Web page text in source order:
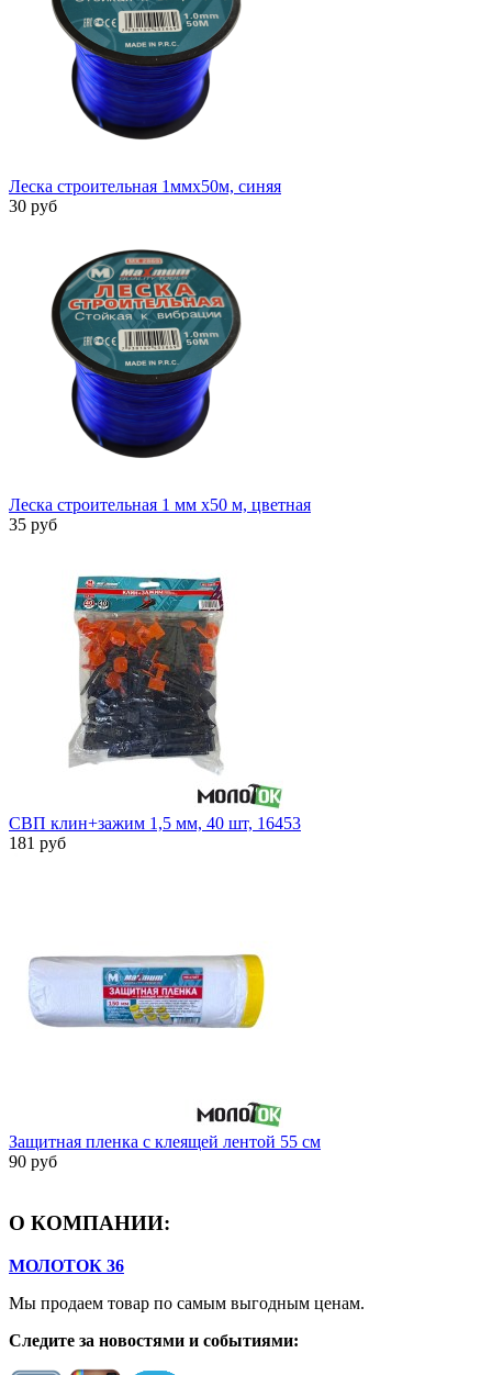
Леска строительная 1ммx50м, синяя
30 руб
Леска строительная 1 мм х50 м, цветная
35 руб
СВП клин+зажим 1,5 мм, 40 шт, 16453
181 руб
Защитная пленка с клеящей лентой 55 см
90 руб
О КОМПАНИИ:
МОЛОТОК 36
Мы продаем товар по самым выгодным ценам.
Следите за новостями и событиями: